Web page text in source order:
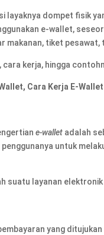
layaknya dompet fisik
e-wallet,
makanan, tiket
, cara kerja, hingga
Cara Kerja E-Wallet
e-wallet adalah
untuk
suatu layanan
yang